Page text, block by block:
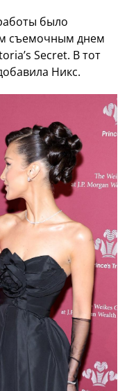
было
съемочным днем
Secret. В тот
Никс.